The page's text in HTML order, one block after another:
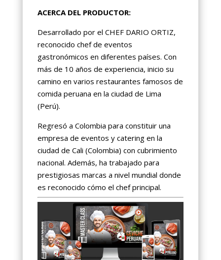
ACERCA DEL PRODUCTOR:
Desarrollado por el CHEF DARIO ORTIZ,
reconocido chef de eventos
gastronómicos en diferentes países. Con
más de 10 años de experiencia, inicio su
camino en varios restaurantes famosos de
comida peruana en la ciudad de Lima
(Perú).
Regresó a Colombia para constituir una
empresa de eventos y catering en la
ciudad de Cali (Colombia) con cubrimiento
nacional. Además, ha trabajado para
prestigiosas marcas a nivel mundial donde
es reconocido cómo el chef principal.